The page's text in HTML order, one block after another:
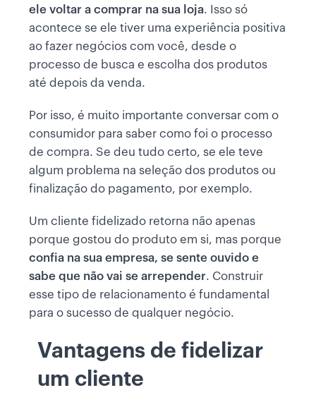
ele voltar a comprar na sua loja. Isso só
acontece se ele tiver uma experiência positiva
ao fazer negócios com você, desde o
processo de busca e escolha dos produtos
até depois da venda.
Por isso, é muito importante conversar com o
consumidor para saber como foi o processo
de compra. Se deu tudo certo, se ele teve
algum problema na seleção dos produtos ou
finalização do pagamento, por exemplo.
Um cliente fidelizado retorna não apenas
porque gostou do produto em si, mas porque
confia na sua empresa, se sente ouvido e
sabe que não vai se arrepender. Construir
esse tipo de relacionamento é fundamental
para o sucesso de qualquer negócio.
Vantagens de fidelizar
um cliente